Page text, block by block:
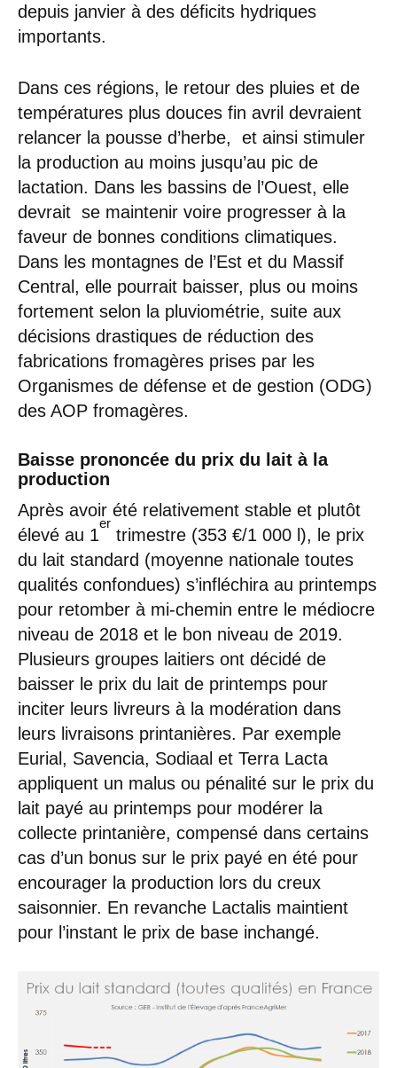
depuis janvier à des déficits hydriques
importants.
Dans ces régions, le retour des pluies et de
températures plus douces fin avril devraient
relancer la pousse d’herbe, et ainsi stimuler
la production au moins jusqu’au pic de
lactation. Dans les bassins de l’Ouest, elle
devrait se maintenir voire progresser à la
faveur de bonnes conditions climatiques.
Dans les montagnes de l’Est et du Massif
Central, elle pourrait baisser, plus ou moins
fortement selon la pluviométrie, suite aux
décisions drastiques de réduction des
fabrications fromagères prises par les
Organismes de défense et de gestion (ODG)
des AOP fromagères.
Baisse prononcée du prix du lait à la
production
Après avoir été relativement stable et plutôt
élevé au 1
er
trimestre (353 €/1 000 l), le prix
du lait standard (moyenne nationale toutes
qualités confondues) s’infléchira au printemps
pour retomber à mi-chemin entre le médiocre
niveau de 2018 et le bon niveau de 2019.
Plusieurs groupes laitiers ont décidé de
baisser le prix du lait de printemps pour
inciter leurs livreurs à la modération dans
leurs livraisons printanières. Par exemple
Eurial, Savencia, Sodiaal et Terra Lacta
appliquent un malus ou pénalité sur le prix du
lait payé au printemps pour modérer la
collecte printanière, compensé dans certains
cas d’un bonus sur le prix payé en été pour
encourager la production lors du creux
saisonnier. En revanche Lactalis maintient
pour l’instant le prix de base inchangé.